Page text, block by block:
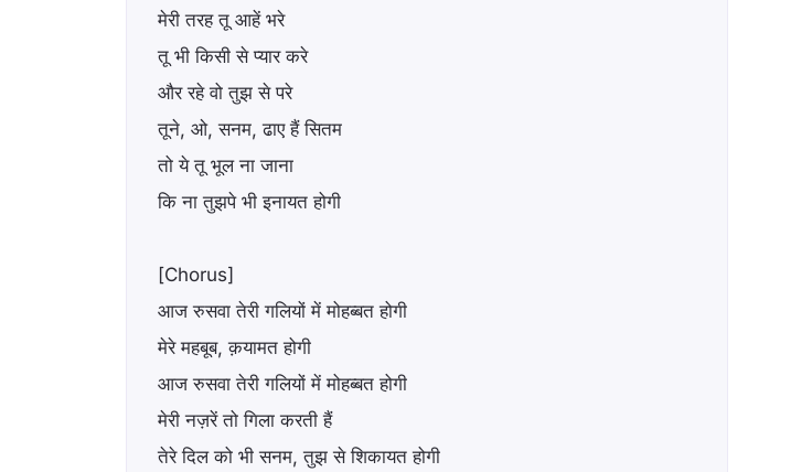
मेरी तरह तू आहें भरे
तू भी किसी से प्यार करे
और रहे वो तुझ से परे
तूने, ओ, सनम, ढाए हैं सितम
तो ये तू भूल ना जाना
कि ना तुझपे भी इनायत होगी
[Chorus]
आज रुसवा तेरी गलियों में मोहब्बत होगी
मेरे महबूब, क़यामत होगी
आज रुसवा तेरी गलियों में मोहब्बत होगी
मेरी नज़रें तो गिला करती हैं
तेरे दिल को भी सनम, तुझ से शिकायत होगी